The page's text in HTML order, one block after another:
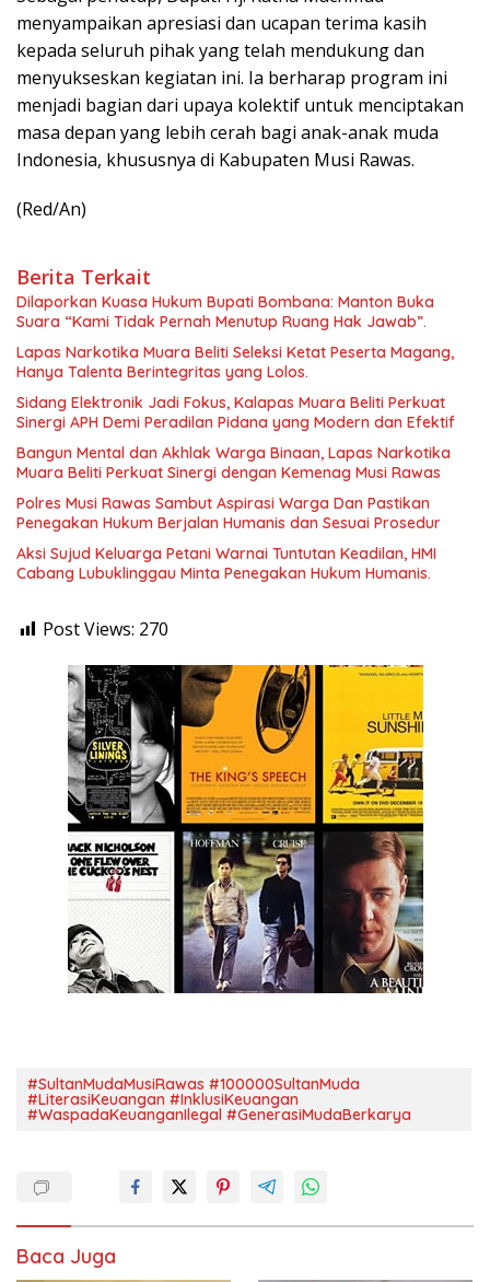
menyampaikan apresiasi dan ucapan terima kasih
kepada seluruh pihak yang telah mendukung dan
menyukseskan kegiatan ini. Ia berharap program ini
menjadi bagian dari upaya kolektif untuk menciptakan
masa depan yang lebih cerah bagi anak-anak muda
Indonesia, khususnya di Kabupaten Musi Rawas.
(Red/An)
Berita Terkait
Dilaporkan Kuasa Hukum Bupati Bombana: Manton Buka
Suara “Kami Tidak Pernah Menutup Ruang Hak Jawab”.
Lapas Narkotika Muara Beliti Seleksi Ketat Peserta Magang,
Hanya Talenta Berintegritas yang Lolos.
Sidang Elektronik Jadi Fokus, Kalapas Muara Beliti Perkuat
Sinergi APH Demi Peradilan Pidana yang Modern dan Efektif
Bangun Mental dan Akhlak Warga Binaan, Lapas Narkotika
Muara Beliti Perkuat Sinergi dengan Kemenag Musi Rawas
Polres Musi Rawas Sambut Aspirasi Warga Dan Pastikan
Penegakan Hukum Berjalan Humanis dan Sesuai Prosedur
Aksi Sujud Keluarga Petani Warnai Tuntutan Keadilan, HMI
Cabang Lubuklinggau Minta Penegakan Hukum Humanis.
Post Views: 270
#SultanMudaMusiRawas #100000SultanMuda
#LiterasiKeuangan #InklusiKeuangan
#WaspadaKeuanganIlegal #GenerasiMudaBerkarya
Baca Juga